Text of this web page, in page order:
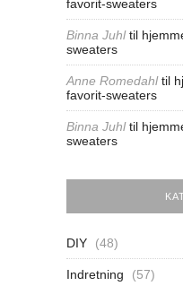
favorit-sweaters
Binna Juhltil
sweaters
Anne Romedahltil
favorit-sweaters
Binna Juhltil
sweaters
DIY (48)
Indretning (57)